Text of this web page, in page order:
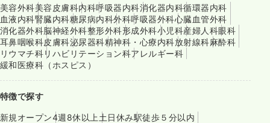
美容外科美容皮膚科内科呼吸器内科消化器内科循環器内科
血液内科腎臓内科糖尿病内科外科呼吸器外科心臓血管外科
消化器外科脳神経外科整形外科形成外科小児科産婦人科眼科
耳鼻咽喉科皮膚科泌尿器科精神科・心療内科放射線科麻酔科
リウマチ科リハビリテーション科アレルギー科
緩和医療科（ホスピス）
特徴で探す
新規オープン4週8休以上土日休み駅徒歩５分以内